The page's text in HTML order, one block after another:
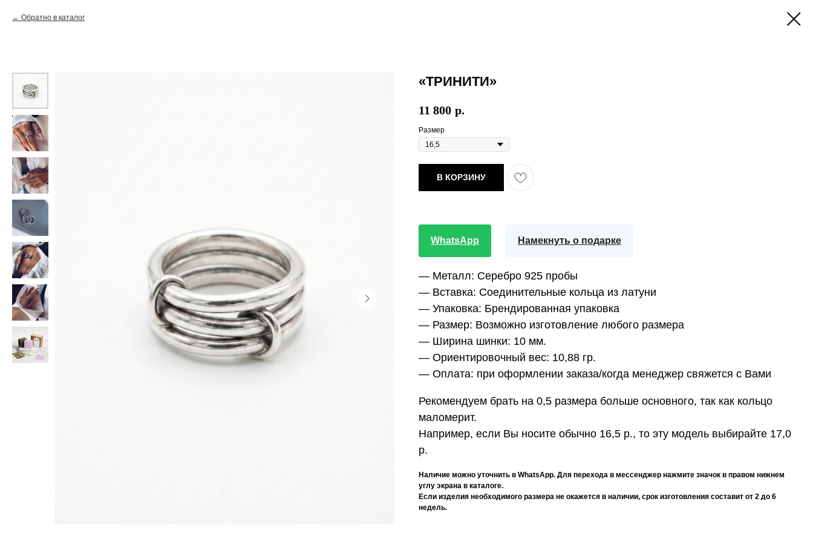
Обратно в каталог
«ТРИНИТИ»
11 800 р.
Размер
В КОРЗИНУ
WhatsApp Намекнуть о подарке
— Металл: Серебро 925 пробы
— Вставка: Соединительные кольца из латуни
— Упаковка: Брендированная упаковка
— Размер: Возможно изготовление любого размера
— Ширина шинки: 10 мм.
— Ориентировочный вес: 10,88 гр.
— Оплата: при оформлении заказа/когда менеджер свяжется с Вами
Рекомендуем брать на 0,5 размера больше основного, так как кольцо
маломерит.
Например, если Вы носите обычно 16,5 р., то эту модель выбирайте 17,0
р.
Наличие можно уточнить в WhatsApp. Для перехода в мессенджер нажмите значок в правом нижнем
углу экрана в каталоге.
Если изделия необходимого размера не окажется в наличии, срок изготовления составит от 2 до 6
недель.